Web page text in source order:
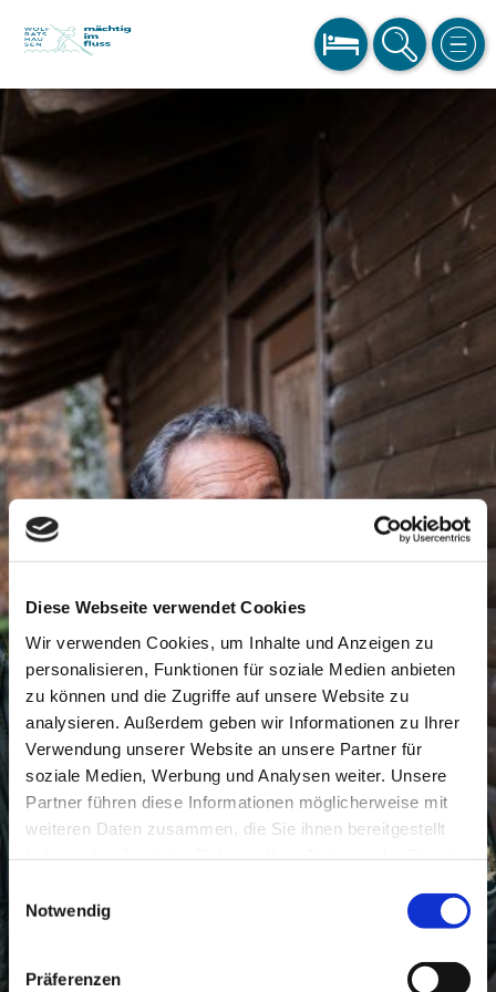
Diese Webseite verwendet Cookies
Wir verwenden Cookies, um Inhalte und Anzeigen zu
personalisieren, Funktionen für soziale Medien anbieten
zu können und die Zugriffe auf unsere Website zu
analysieren. Außerdem geben wir Informationen zu Ihrer
Verwendung unserer Website an unsere Partner für
soziale Medien, Werbung und Analysen weiter. Unsere
Partner führen diese Informationen möglicherweise mit
weiteren Daten zusammen, die Sie ihnen bereitgestellt
Notwendig
Präferenzen
BUCHEN SUCHE MENÜ